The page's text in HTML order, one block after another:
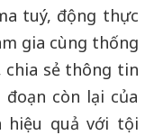
tuý, động thực
gia cùng thống
chia sẻ thông tin
còn lại của
hiệu quả với tội